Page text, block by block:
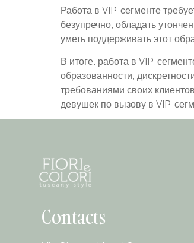
Работа в VIP-сегменте
безупречно, обладать
уметь поддерживать этот
В итоге, работа в VIP-
образованности,
требованиями своих
девушек по вызову в VIP-
Contacts